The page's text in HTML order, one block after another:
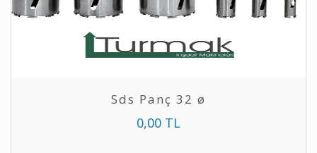
Sds Panç 32 ø
0,00 TL